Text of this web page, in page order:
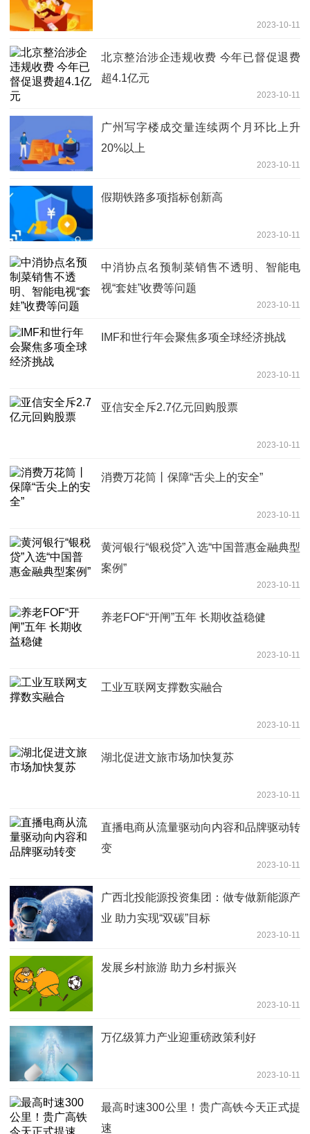
2023-10-11
北京整治涉企违规收费 今年已督促退费
超4.1亿元
2023-10-11
广州写字楼成交量连续两个月环比上升
20%以上
2023-10-11
假期铁路多项指标创新高
2023-10-11
中消协点名预制菜销售不透明、智能电
视“套娃”收费等问题
2023-10-11
IMF和世行年会聚焦多项全球经济挑战
2023-10-11
亚信安全斥2.7亿元回购股票
2023-10-11
消费万花筒丨保障“舌尖上的安全”
2023-10-11
黄河银行“银税贷”入选“中国普惠金融典型
案例”
2023-10-11
养老FOF“开闸”五年 长期收益稳健
2023-10-11
工业互联网支撑数实融合
2023-10-11
湖北促进文旅市场加快复苏
2023-10-11
直播电商从流量驱动向内容和品牌驱动转
变
2023-10-11
广西北投能源投资集团：做专做新能源产
业 助力实现“双碳”目标
2023-10-11
发展乡村旅游 助力乡村振兴
2023-10-11
万亿级算力产业迎重磅政策利好
2023-10-11
最高时速300公里！贵广高铁今天正式提
速